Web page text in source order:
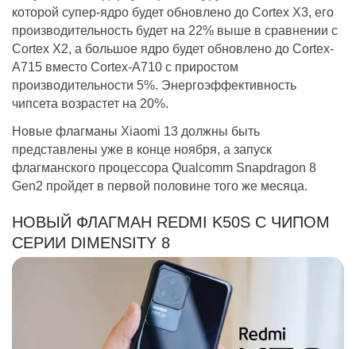
которой супер-ядро будет обновлено до Cortex X3, его
производительность будет на 22% выше в сравнении с
Cortex X2, а большое ядро будет обновлено до Cortex-
A715 вместо Cortex-A710 с приростом
производительности 5%. Энергоэффективность
чипсета возрастет на 20%.
Новые флагманы Xiaomi 13 должны быть
представлены уже в конце ноября, а запуск
флагманского процессора Qualcomm Snapdragon 8
Gen2 пройдет в первой половине того же месяца.
НОВЫЙ ФЛАГМАН REDMI K50S С ЧИПОМ
СЕРИИ DIMENSITY 8